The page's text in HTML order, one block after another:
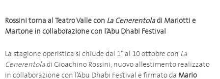
Rossini torna al Teatro Valle con La Cenerentoladi Mariotti e
Martone in collaborazione con l’Abu Dhabi Festival
La stagione operistica si chiude dal 1° al 10 ottobre con La
Cenerentoladi Gioachino Rossini, nuovo allestimento realizzato
in collaborazione con l’Abu Dhabi Festival e firmato da Mario